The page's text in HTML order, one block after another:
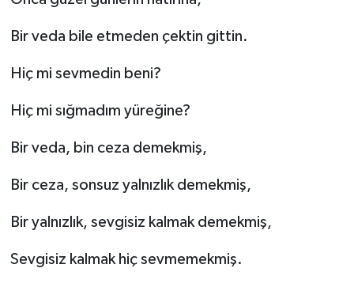
Bir veda bile etmeden çektin gittin.
Hiç mi sevmedin beni?
Hiç mi sığmadım yüreğine?
Bir veda, bin ceza demekmiş,
Bir ceza, sonsuz yalnızlık demekmiş,
Bir yalnızlık, sevgisiz kalmak demekmiş,
Sevgisiz kalmak hiç sevmemekmiş.